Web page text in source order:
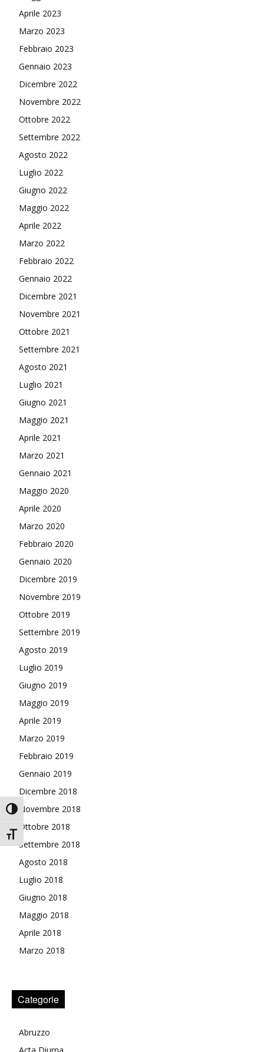
Attiva/disattiva alto contrasto
Attiva/disattiva dimensione testo
Aprile 2023
Marzo 2023
Febbraio 2023
Gennaio 2023
Dicembre 2022
Novembre 2022
Ottobre 2022
Settembre 2022
Agosto 2022
Luglio 2022
Giugno 2022
Maggio 2022
Aprile 2022
Marzo 2022
Febbraio 2022
Gennaio 2022
Dicembre 2021
Novembre 2021
Ottobre 2021
Settembre 2021
Agosto 2021
Luglio 2021
Giugno 2021
Maggio 2021
Aprile 2021
Marzo 2021
Gennaio 2021
Maggio 2020
Aprile 2020
Marzo 2020
Febbraio 2020
Gennaio 2020
Dicembre 2019
Novembre 2019
Ottobre 2019
Settembre 2019
Agosto 2019
Luglio 2019
Giugno 2019
Maggio 2019
Aprile 2019
Marzo 2019
Febbraio 2019
Gennaio 2019
Dicembre 2018
Novembre 2018
Ottobre 2018
Settembre 2018
Agosto 2018
Luglio 2018
Giugno 2018
Maggio 2018
Aprile 2018
Marzo 2018
Categorie
Abruzzo